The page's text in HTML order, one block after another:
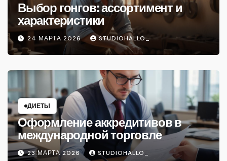
Выбор гонгов: ассортимент и
характеристики
24 МАРТА 2026 STUDIOHALLO_
ДИЕТЫ
Оформление аккредитивов в
международной торговле
23 МАРТА 2026 STUDIOHALLO_